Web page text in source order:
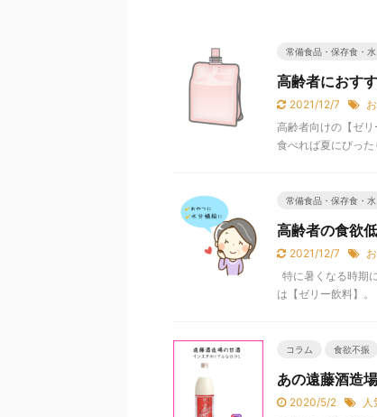
常備食品・保存食・水
高齢者におす
2021/12/7
高齢者向けの【ゼ
食べれば夏にぴっ
常備食品・保存食・水
高齢者の食欲
2021/12/7
特に暑くなる時期
は【ゼリー飲料】
コラム 食欲不振
あの遠藤酒造
2020/5/2